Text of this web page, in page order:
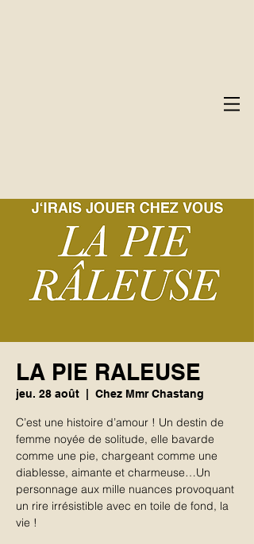
LA PIE RALEUSE
jeu. 28 août Chez Mmr Chastang
C’est une histoire d’amour ! Un destin de
femme noyée de solitude, elle bavarde
comme une pie, chargeant comme une
diablesse, aimante et charmeuse…Un
personnage aux mille nuances provoquant
un rire irrésistible avec en toile de fond, la
vie !